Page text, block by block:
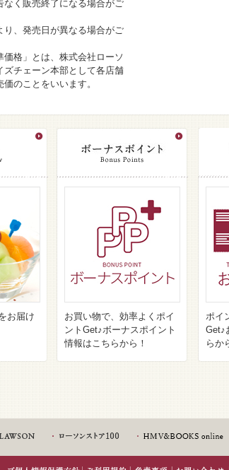
く販売終了になる場合がご
、発売日が異なる場合がご
格」とは、株式会社ローソ
ズチェーン本部として各店舗
のことをいいます。
お届け
お買い物で、効率よくポイ
ントGet♪ボーナスポイント
情報はこちらから！
ポイ
Get♪
らか